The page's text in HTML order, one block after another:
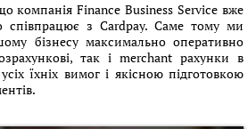
компанія Finance Business Service вже
співпрацює з Cardpay. Саме тому ми
бізнесу максимально оперативно
так і merchant рахунки в
їхніх вимог і якісною підготовкою